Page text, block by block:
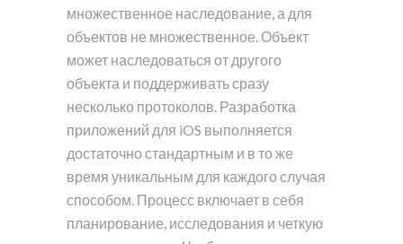
множественное наследование, а для
объектов не множественное. Объект
может наследоваться от другого
объекта и поддерживать сразу
несколько протоколов. Разработка
приложений для iOS выполняется
достаточно стандартным и в то же
время уникальным для каждого случая
способом. Процесс включает в себя
планирование, исследования и четкую